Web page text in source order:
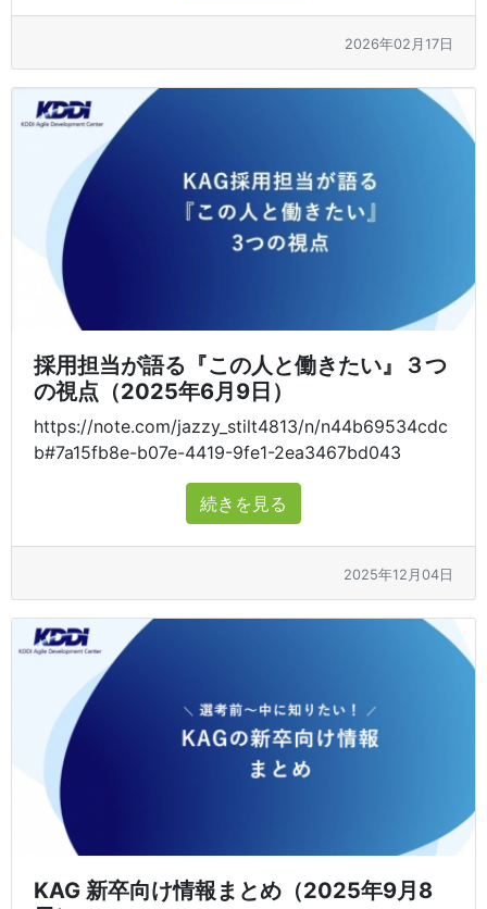
2026年02月17日
採用担当が語る『この人と働きたい』３つ
の視点（2025年6月9日）
https://note.com/jazzy_stilt4813/n/n44b69534cdc
b#7a15fb8e-b07e-4419-9fe1-2ea3467bd043
続きを見る
2025年12月04日
KAG 新卒向け情報まとめ（2025年9月8